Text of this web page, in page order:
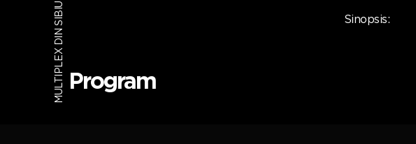
PRIMUL MULTIPLEX DIN SIBIU Sinopsis:
Program